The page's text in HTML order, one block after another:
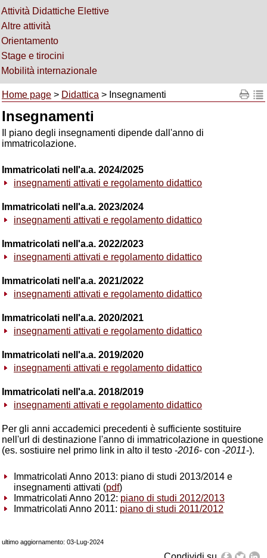
Attività Didattiche Elettive
Altre attività
Orientamento
Stage e tirocini
Mobilità internazionale
Home page > Didattica > Insegnamenti
Insegnamenti
Il piano degli insegnamenti dipende dall'anno di
immatricolazione.
Immatricolati nell'a.a. 2024/2025
insegnamenti attivati e regolamento didattico
Immatricolati nell'a.a. 2023/2024
insegnamenti attivati e regolamento didattico
Immatricolati nell'a.a. 2022/2023
insegnamenti attivati e regolamento didattico
Immatricolati nell'a.a. 2021/2022
insegnamenti attivati e regolamento didattico
Immatricolati nell'a.a. 2020/2021
insegnamenti attivati e regolamento didattico
Immatricolati nell'a.a. 2019/2020
insegnamenti attivati e regolamento didattico
Immatricolati nell'a.a. 2018/2019
insegnamenti attivati e regolamento didattico
Per gli anni accademici precedenti è sufficiente sostituire
nell'url di destinazione l'anno di immatricolazione in questione
(es. sostiuire nel primo link in alto il testo -2016- con -2011-).
Immatricolati Anno 2013: piano di studi 2013/2014 e
insegnamenti attivati (pdf)
Immatricolati Anno 2012: piano di studi 2012/2013
Immatricolati Anno 2011: piano di studi 2011/2012
ultimo aggiornamento: 03-Lug-2024